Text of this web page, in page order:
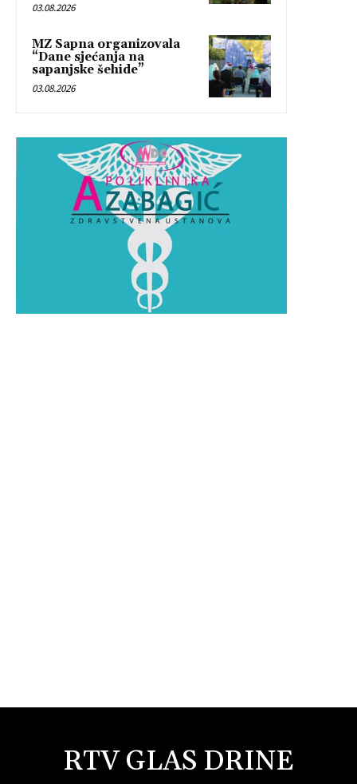
03.08.2026
MZ Sapna organizovala
“Dane sjećanja na
sapanjske šehide”
03.08.2026
RTV GLAS DRINE